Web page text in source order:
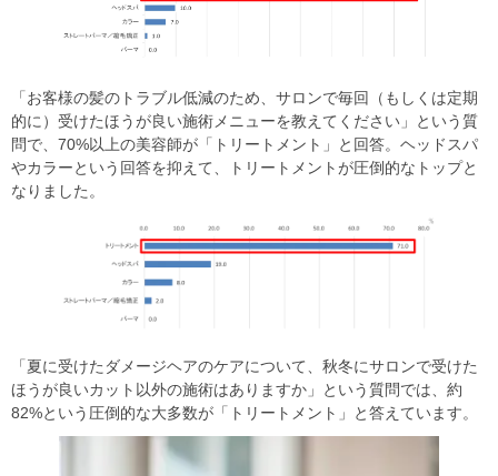
「お客様の髪のトラブル低減のため、サロンで毎回（もしくは定期
的に）受けたほうが良い施術メニューを教えてください」という質
問で、70%以上の美容師が「トリートメント」と回答。ヘッドスパ
やカラーという回答を抑えて、トリートメントが圧倒的なトップと
なりました。
「夏に受けたダメージヘアのケアについて、秋冬にサロンで受けた
ほうが良いカット以外の施術はありますか」という質問では、約
82%という圧倒的な大多数が「トリートメント」と答えています。